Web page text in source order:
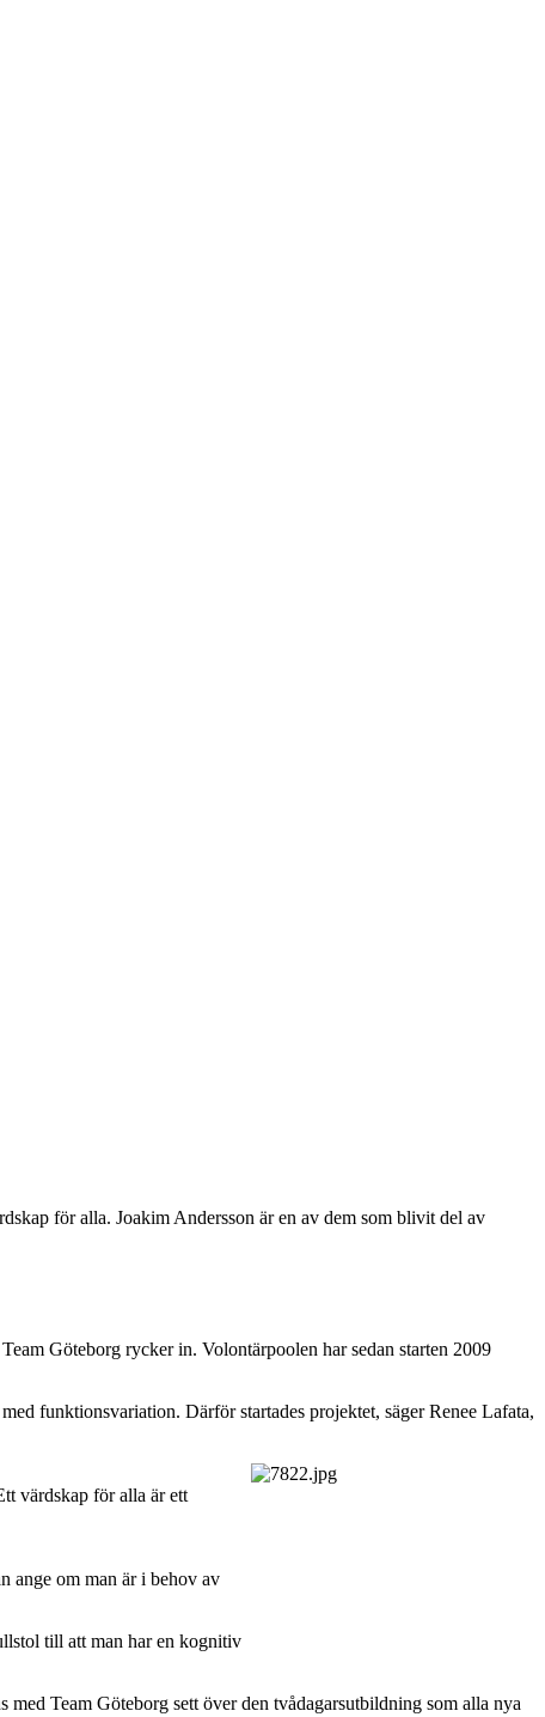
för alla. Joakim Andersson är en av dem som blivit del av
Göteborg rycker in. Volontärpoolen har sedan starten 2009
funktionsvariation. Därför startades projektet, säger Renee Lafata,
värdskap för alla är ett
ange om man är i behov av
till att man har en kognitiv
Team Göteborg sett över den tvådagarsutbildning som alla nya